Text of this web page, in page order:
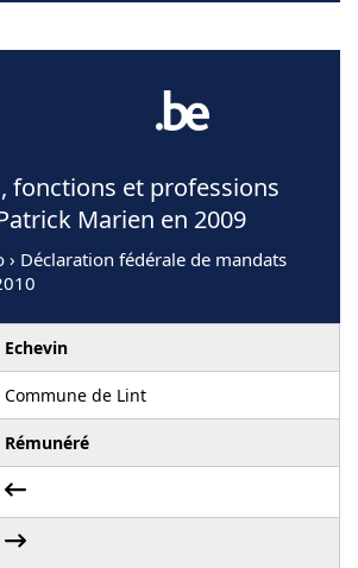
fonctions et professions
Marien en 2009
› Déclaration fédérale de mandats
Echevin
Commune de Lint
Rémunéré